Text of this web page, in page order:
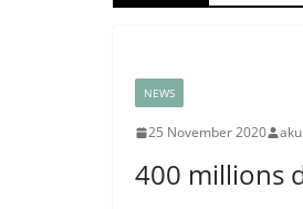
NEWS
25 November 2020
400 millions